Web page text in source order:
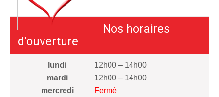
Nos horaires
d'ouverture
lundi
12h00 – 14h00
mardi
12h00 – 14h00
mercredi
Fermé